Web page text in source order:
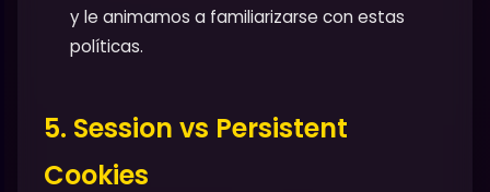
y le animamos a familiarizarse con estas
políticas.
5. Session vs Persistent
Cookies